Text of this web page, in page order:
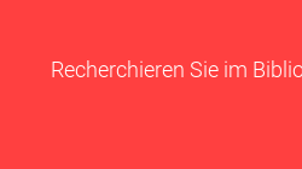
Recherchieren Sie im